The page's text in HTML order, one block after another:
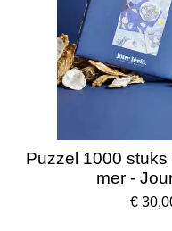
Puzzel 1000 stuks
mer -
€